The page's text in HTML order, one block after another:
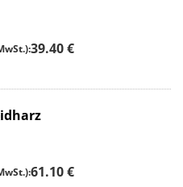
39.40 €
61.10 €